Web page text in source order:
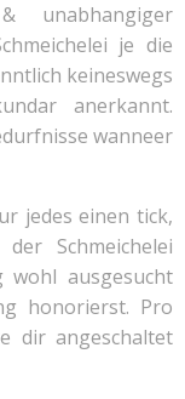
unabhangiger
je die
keineswegs
anerkannt.
wanneer
jedes einen tick,
Schmeichelei
ausgesucht
honorierst. Pro
dir angeschaltet